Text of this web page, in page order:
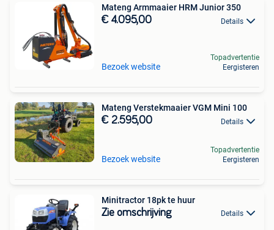
Mateng Armmaaier HRM Junior 350
€ 4.095,00 Details
Bezoek website
Topadvertentie
Eergisteren
Mateng Verstekmaaier VGM Mini 100
€ 2.595,00 Details
Bezoek website
Topadvertentie
Eergisteren
Minitractor 18pk te huur
Zie omschrijving Details